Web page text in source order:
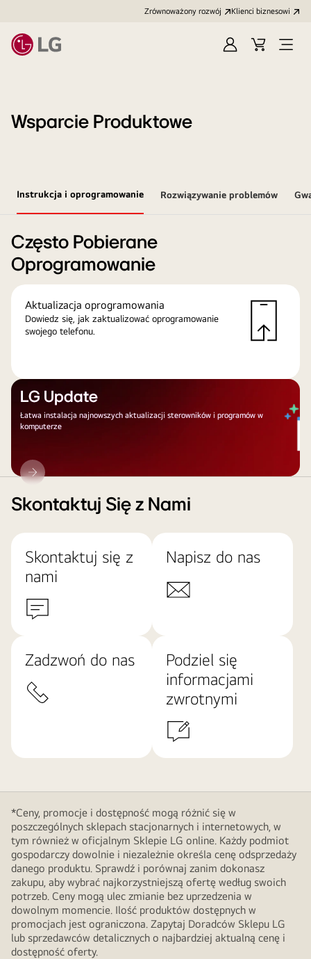
Zrównoważony rozwój Klienci biznesowi
ZalogujKoszyk
Wsparcie Produktowe
Instrukcja i oprogramowanie Rozwiązywanie problemów
Często Pobierane
Oprogramowanie
Aktualizacja oprogramowania
Dowiedz się, jak zaktualizować oprogramowanie
swojego telefonu.
LG Update
Łatwa instalacja najnowszych aktualizacji sterowników i programów w
komputerze
LG
Update
Skontaktuj Się z Nami
Skontaktuj się z
nami
Napisz do nas
Zadzwoń do nas
Podziel się
informacjami
zwrotnymi
*Ceny, promocje i dostępność mogą różnić się w
poszczególnych sklepach stacjonarnych i internetowych, w
tym również w oficjalnym Sklepie LG online. Każdy podmiot
gospodarczy dowolnie i niezależnie określa cenę odsprzedaży
danego produktu. Sprawdź i porównaj zanim dokonasz
zakupu, aby wybrać najkorzystniejszą ofertę według swoich
potrzeb. Ceny mogą ulec zmianie bez uprzedzenia w
dowolnym momencie. Ilość produktów dostępnych w
promocjach jest ograniczona. Zapytaj Doradców Sklepu LG
lub sprzedawców detalicznych o najbardziej aktualną cenę i
dostępność oferty.